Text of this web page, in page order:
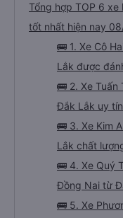
Tổng hợp TOP 6
tốt nhất hiện nay
🚌 1. Xe Cô
Lắk được
🚌 2. Xe
Đắk Lắk uy tín
🚌 3. Xe Kim
Lắk chất
🚌 4. Xe Quý
Đồng Nai từ
🚌 5. Xe